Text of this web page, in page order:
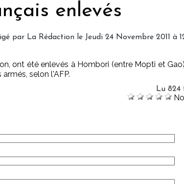
enlevés
par La Rédaction le Jeudi 24 Novembre 2011 à
ont été enlevés à Hombori (entre Mopti et
selon l'AFP.
Lu 824